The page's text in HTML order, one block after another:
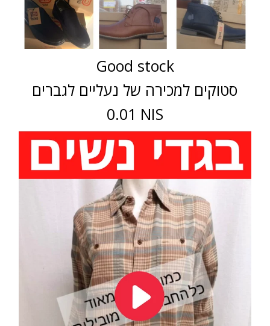
Good stock
סטוקים למכירה של נעליים לגברים
0.01 NIS